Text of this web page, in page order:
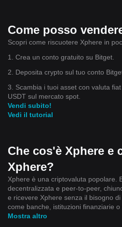
Come posso
Scopri come riscuotere Xphere in
1. Crea un conto gratuito su Bitget.
2. Deposita crypto sul tuo conto
3. Scambia i tuoi asset con valuta
USDT sul mercato spot.
Vendi subito!
Vedi il tutorial
Che cos'è Xphere e
Xphere?
Xphere è una criptovaluta popolare.
decentralizzata e peer-to-peer,
e ricevere Xphere senza il bisogno
come banche, istituzioni finanziarie o
Mostra altro